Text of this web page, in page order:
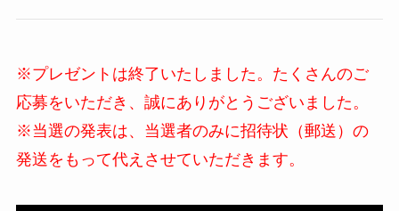
※プレゼントは終了いたしました。たくさんのご
応募をいただき、誠にありがとうございました。
※当選の発表は、当選者のみに招待状（郵送）の
発送をもって代えさせていただきます。